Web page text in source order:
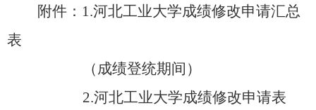
附件： 1.河北工业大学成绩修改申请汇总
表
（成绩登统期间）
2.河北工业大学成绩修改申请表